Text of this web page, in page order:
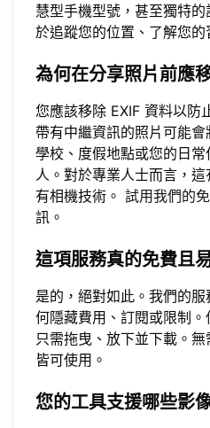
慧型手機型號，甚至獨特
於追蹤您的位置、了解您的
為何在分享照片前應
您應該移除 EXIF 資料以防
帶有中繼資訊的照片可能
學校、度假地點或您的日
人。對於專業人士而言，
有相機技術。 試用我們的
訊。
這項服務真的免費且
是的，絕對如此。我們的
何隱藏費用、訂閱或限制
只需拖曳、放下並下載。
皆可使用。
您的工具支援哪些影